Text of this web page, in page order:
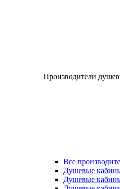
Производители
Все
Душевые
Душевые